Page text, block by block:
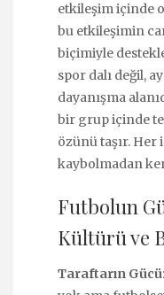
etkileşim içinde
bu etkileşimin
biçimiyle
spor dalı değil,
dayanışma
bir grup içinde
özünü taşır. Her
kaybolmadan
Futbolun
Kültürü ve
Taraftarın Gücü